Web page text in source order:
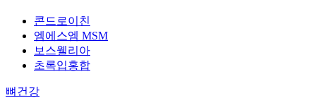
콘드로이친
엠에스엠 MSM
보스웰리아
초록입홍합
뼈건강